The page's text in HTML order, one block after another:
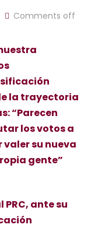
Comments off
la trayectoria
“Parecen
los votos a
su nueva
gente”
ante su